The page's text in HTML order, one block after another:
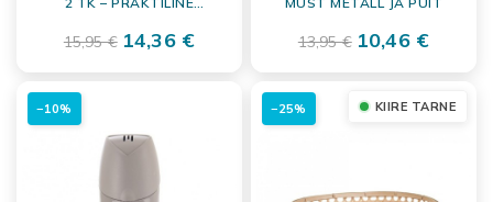
(33X27X17 CM)
15,95 € 14,36 € 13,95 € 10,46 €
−10% KIIRE TARNE
−25%